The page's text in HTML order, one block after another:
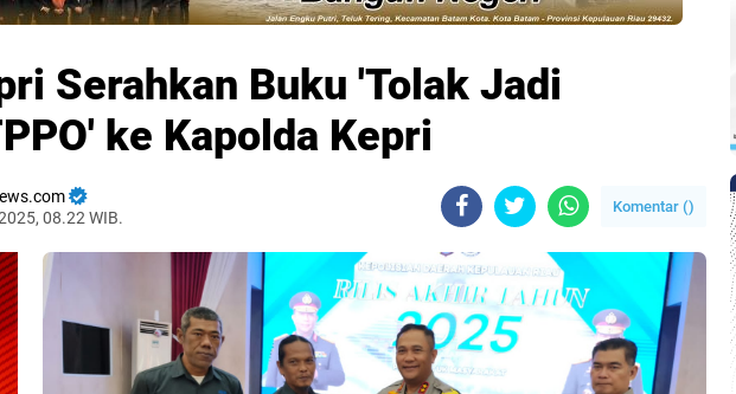
Serahkan Buku 'Tolak Jadi
ke Kapolda Kepri
08.22 WIB.
Komentar ()